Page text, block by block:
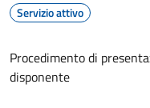
Servizio attivo
Procedimento di
disponente